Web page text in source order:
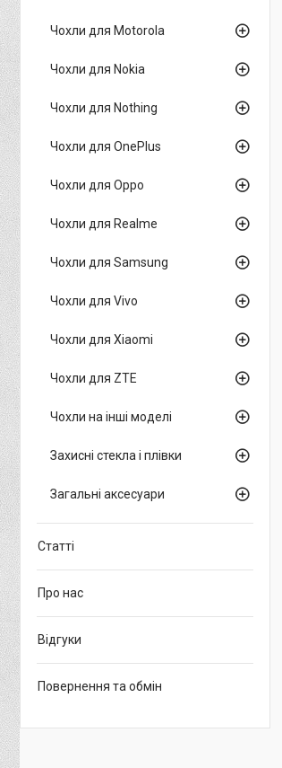
Чохли для Motorola
Чохли для Nokia
Чохли для Nothing
Чохли для OnePlus
Чохли для Oppo
Чохли для Realme
Чохли для Samsung
Чохли для Vivo
Чохли для Xiaomi
Чохли для ZTE
Чохли на інші моделі
Захисні стекла і плівки
Загальні аксесуари
Статті
Про нас
Відгуки
Повернення та обмін